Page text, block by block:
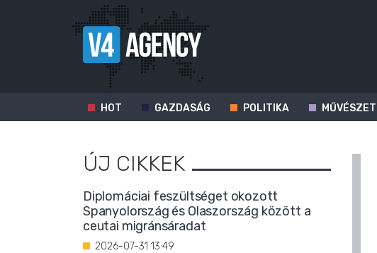
HOT GAZDASÁG POLITIKA MŰVÉSZET
ÚJ CIKKEK
Diplomáciai feszültséget okozott
Spanyolország és Olaszország között a
ceutai migránsáradat
2026-07-31 13:49